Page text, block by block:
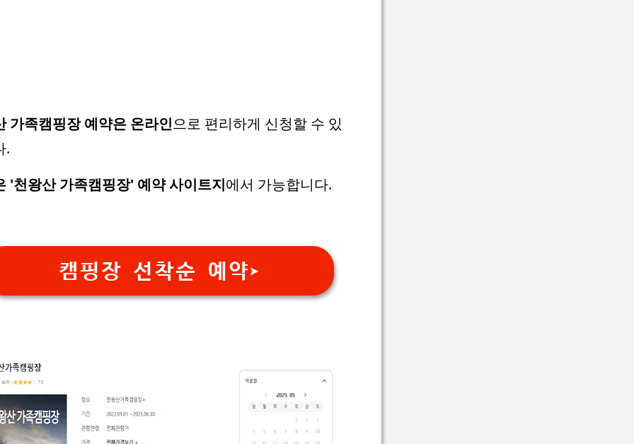
가족캠핑장 예약은 온라인으로 편리하게 신청할 수 있
.
'천왕산 가족캠핑장' 예약 사이트지에서 가능합니다.
캠핑장 선착순 예약➤